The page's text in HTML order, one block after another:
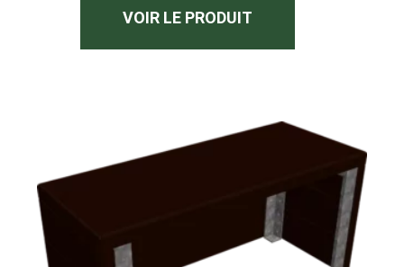
VOIR LE PRODUIT